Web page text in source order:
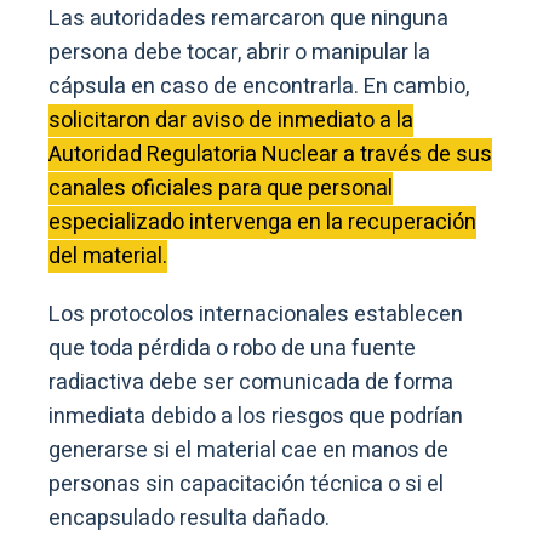
Las autoridades remarcaron que ninguna
persona debe tocar, abrir o manipular la
cápsula en caso de encontrarla. En cambio,
solicitaron dar aviso de inmediato a la
Autoridad Regulatoria Nuclear a través de sus
canales oficiales para que personal
especializado intervenga en la recuperación
del material.
Los protocolos internacionales establecen
que toda pérdida o robo de una fuente
radiactiva debe ser comunicada de forma
inmediata debido a los riesgos que podrían
generarse si el material cae en manos de
personas sin capacitación técnica o si el
encapsulado resulta dañado.